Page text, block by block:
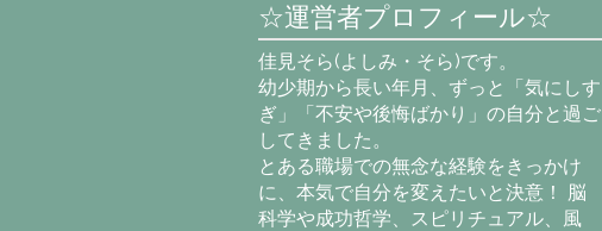
☆運営者プロフィール☆
佳見そら(よしみ・そら)です。
幼少期から長い年月、ずっと「気にしす
ぎ」「不安や後悔ばかり」の自分と過ご
してきました。
とある職場での無念な経験をきっかけ
に、本気で自分を変えたいと決意！ 脳
科学や成功哲学、スピリチュアル、風